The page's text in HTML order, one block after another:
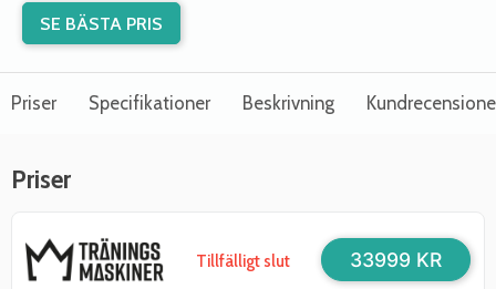
SE BÄSTA PRIS
Priser Specifikationer Beskrivning
Priser
Tillfälligt slut 33999 KR